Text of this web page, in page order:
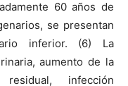
60 años de
se presentan
inferior. (6) La
aumento de la
infección